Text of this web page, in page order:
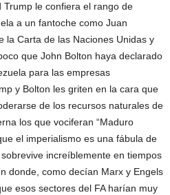
le confiera el rango de
a un fantoche como Juan
la Carta de las Naciones Unidas y
que John Bolton haya declarado
para las empresas
y Bolton les griten en la cara que
de los recursos naturales de
los que vociferan “Maduro
el imperialismo es una fábula de
increíblemente en tiempos
donde, como decían Marx y Engels
esos sectores del FA harían muy